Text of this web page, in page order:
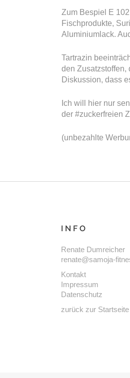
Zum Bespiel E
Fischprodukte,
Aluminiumlack.
Tartrazin
den Zusatzstoffen,
Diskussion, dass
Ich will hier nur
der #zuckerfreien
(unbezahlte
INFO
Renate Dumreicher
renate@samoja-
Kontakt
Impressum
Datenschutz
zurück zur Startseite